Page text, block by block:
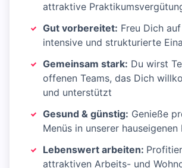
attraktive
Gut vorbereitet: Freu Dich
intensive und strukturierte
Gemeinsam stark: Du wirst
offenen Teams, das Dich
und unterstützt
Gesund & günstig: Genieße
Menüs in unserer hauseigenen
Lebenswert arbeiten:
attraktiven Arbeits- und